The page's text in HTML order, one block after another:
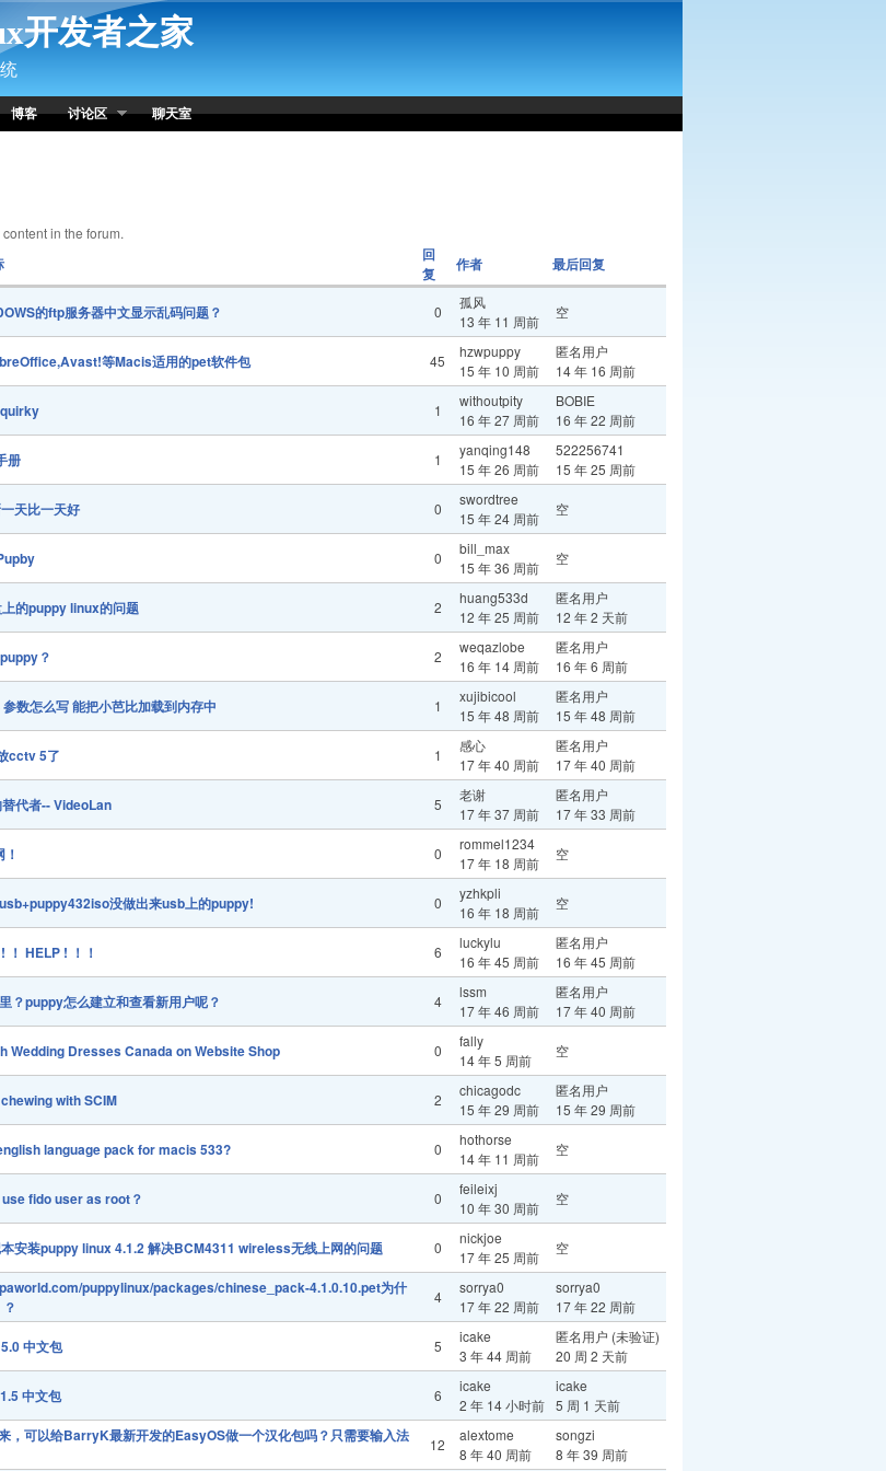
开发者之家
博客 讨论区 聊天室
in the forum.
回
复
作者 最后回复
的ftp服务器中文显示乱码问题？ 0
孤风
13 年 11 周前
空
等Macis适用的pet软件包 45
hzwpuppy
15 年 10 周前
匿名用户
14 年 16 周前
1
withoutpity
16 年 27 周前
BOBIE
16 年 22 周前
册 1
yanqing148
15 年 26 周前
522256741
15 年 25 周前
天比一天好 0
swordtree
15 年 24 周前
空
0
bill_max
15 年 36 周前
空
的puppy linux的问题 2
huang533d
12 年 25 周前
匿名用户
12 年 2 天前
？ 2
weqazlobe
16 年 14 周前
匿名用户
16 年 6 周前
数怎么写 能把小芭比加载到内存中 1
xujibicool
15 年 48 周前
匿名用户
15 年 48 周前
cctv 5了 1
感心
17 年 40 周前
匿名用户
17 年 40 周前
代者-- VideoLan 5
老谢
17 年 37 周前
匿名用户
17 年 33 周前
0
rommel1234
17 年 18 周前
空
没做出来usb上的puppy! 0
yzhkpli
16 年 18 周前
空
！ HELP ! ！！ 6
luckylu
16 年 45 周前
匿名用户
16 年 45 周前
？puppy怎么建立和查看新用户呢？ 4
lssm
17 年 46 周前
匿名用户
17 年 40 周前
Wedding Dresses Canada on Website Shop 0
fally
14 年 5 周前
空
with SCIM 2
chicagodc
15 年 29 周前
匿名用户
15 年 29 周前
language pack for macis 533? 0
hothorse
14 年 11 周前
空
fido user as root？ 0
feileixj
10 年 30 周前
空
安装puppy linux 4.1.2 解决BCM4311 wireless无线上网的问题 0
nickjoe
17 年 25 周前
空
puppylinux/packages/chinese_pack-4.1.0.10.pet为什
4
sorrya0
17 年 22 周前
sorrya0
17 年 22 周前
中文包 5
icake
3 年 44 周前
匿名用户 (未验证)
20 周 2 天前
中文包 6
icake
2 年 14 小时前
icake
5 周 1 天前
，可以给BarryK最新开发的EasyOS做一个汉化包吗？只需要输入法
12
alextome
8 年 40 周前
songzi
8 年 39 周前